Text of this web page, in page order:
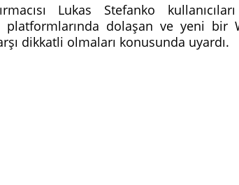
Lukas Stefanko
platformlarında dolaşan ve yeni bir
dikkatli olmaları konusunda uyardı.